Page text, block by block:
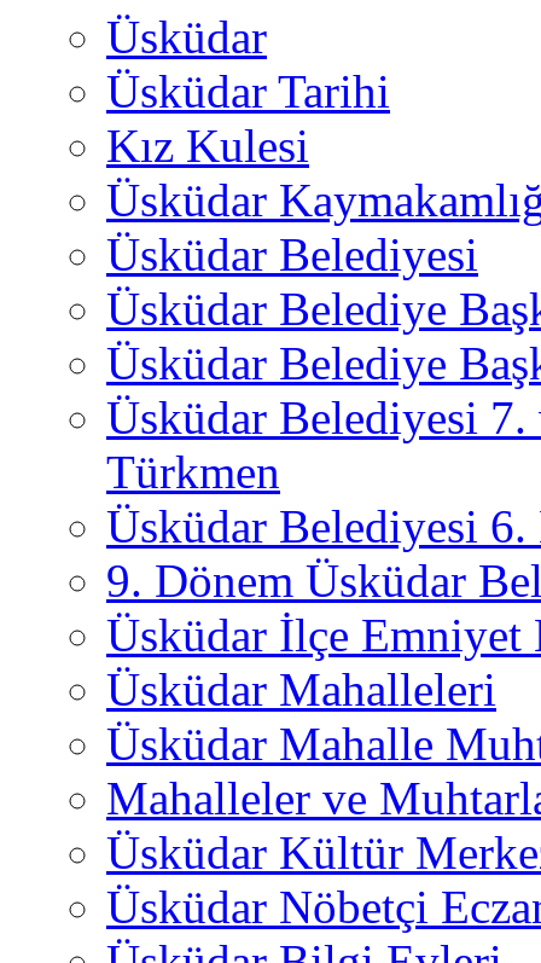
Üsküdar
Üsküdar Tarihi
Kız Kulesi
Üsküdar
Üsküdar Belediyesi
Üsküdar Belediye
Üsküdar Belediye
Üsküdar Belediyesi
Türkmen
Üsküdar Belediyesi 6.
9. Dönem Üsküdar
Üsküdar İlçe
Üsküdar Mahalleleri
Üsküdar Mahalle
Mahalleler ve
Üsküdar Kültür
Üsküdar Nöbetçi